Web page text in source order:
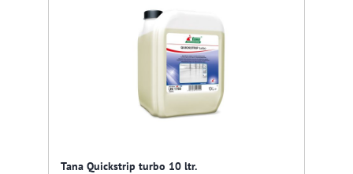
Tana Quickstrip turbo 10 ltr.